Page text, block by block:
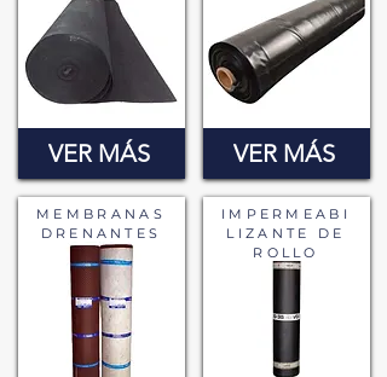
VER MÁS
MEMBRANAS
DRENANTES
VER MÁS
IMPERMEABI
LIZANTE DE
ROLLO